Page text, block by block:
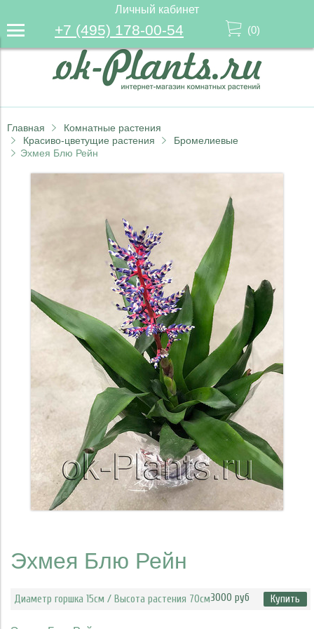
Личный кабинет
+7 (495) 178-00-54 (0)
Главная
Комнатные растения
Красиво-цветущие растения
Бромелиевые
Эхмея Блю Рейн
Эхмея Блю Рейн
Диаметр горшка 15см / Высота растения 70см3000 руб Купить